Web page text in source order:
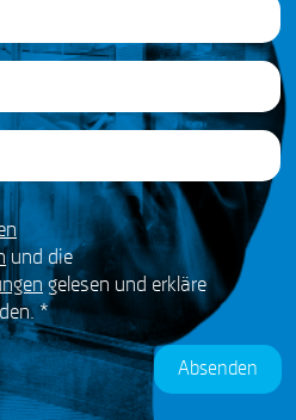
und die
gelesen und erkläre
*
Absenden